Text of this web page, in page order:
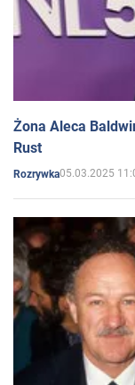
Żona Aleca
Rust
Rozrywka05.03.2025